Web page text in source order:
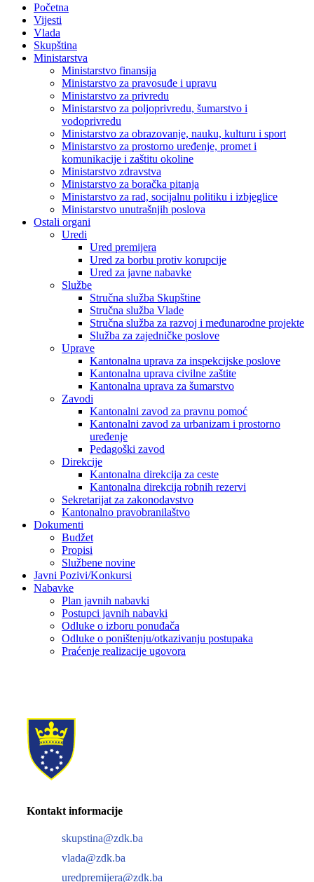
Početna
Vijesti
Vlada
Skupština
Ministarstva
Ministarstvo finansija
Ministarstvo za pravosuđe i upravu
Ministarstvo za privredu
Ministarstvo za poljoprivredu, šumarstvo i
vodoprivredu
Ministarstvo za obrazovanje, nauku, kulturu i sport
Ministarstvo za prostorno uređenje, promet i
komunikacije i zaštitu okoline
Ministarstvo zdravstva
Ministarstvo za boračka pitanja
Ministarstvo za rad, socijalnu politiku i izbjeglice
Ministarstvo unutrašnjih poslova
Ostali organi
Uredi
Ured premijera
Ured za borbu protiv korupcije
Ured za javne nabavke
Službe
Stručna služba Skupštine
Stručna služba Vlade
Stručna služba za razvoj i međunarodne projekte
Služba za zajedničke poslove
Uprave
Kantonalna uprava za inspekcijske poslove
Kantonalna uprava civilne zaštite
Kantonalna uprava za šumarstvo
Zavodi
Kantonalni zavod za pravnu pomoć
Kantonalni zavod za urbanizam i prostorno
uređenje
Pedagoški zavod
Direkcije
Kantonalna direkcija za ceste
Kantonalna direkcija robnih rezervi
Sekretarijat za zakonodavstvo
Kantonalno pravobranilaštvo
Dokumenti
Budžet
Propisi
Službene novine
Javni Pozivi/Konkursi
Nabavke
Plan javnih nabavki
Postupci javnih nabavki
Odluke o izboru ponuđača
Odluke o poništenju/otkazivanju postupaka
Praćenje realizacije ugovora
Kontakt informacije
skupstina@zdk.ba
vlada@zdk.ba
uredpremijera@zdk.ba